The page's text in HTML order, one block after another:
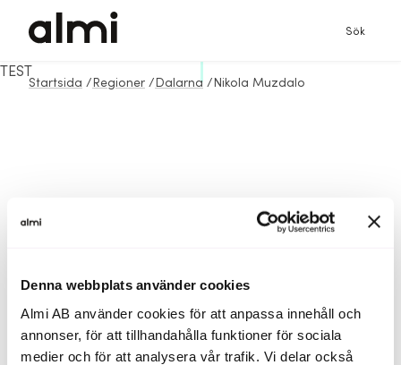
Denna webbplats använder cookies
Almi AB använder cookies för att anpassa innehåll och
annonser, för att tillhandahålla funktioner för sociala
medier och för att analysera vår trafik. Vi delar också
Sök
Startsida / Regioner / Dalarna / Nikola Muzdalo
TEST